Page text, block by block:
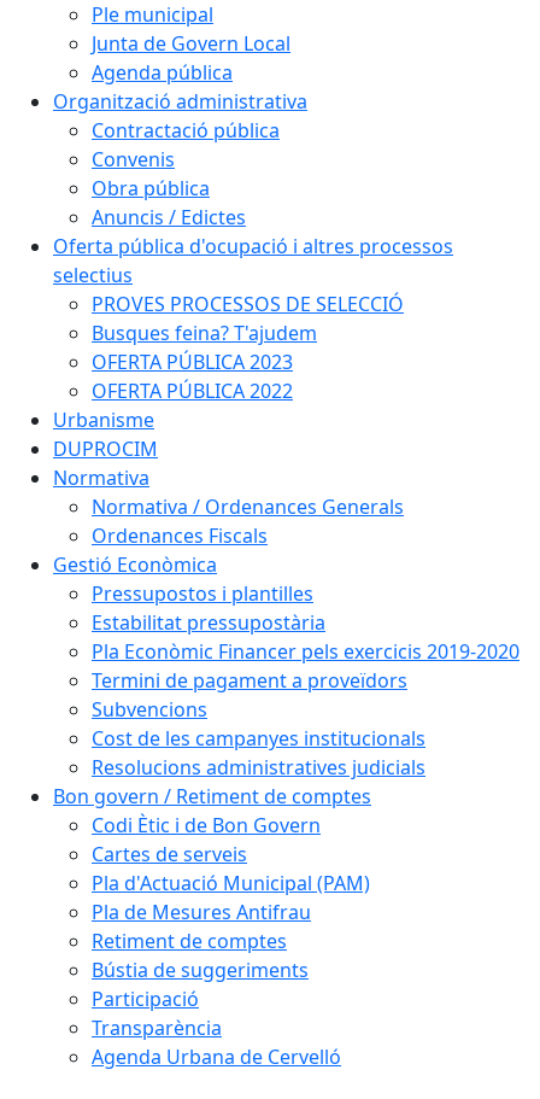
Ple municipal
Junta de Govern Local
Agenda pública
Organització administrativa
Contractació pública
Convenis
Obra pública
Anuncis / Edictes
Oferta pública d'ocupació i altres processos
selectius
PROVES PROCESSOS DE SELECCIÓ
Busques feina? T'ajudem
OFERTA PÚBLICA 2023
OFERTA PÚBLICA 2022
Urbanisme
DUPROCIM
Normativa
Normativa / Ordenances Generals
Ordenances Fiscals
Gestió Econòmica
Pressupostos i plantilles
Estabilitat pressupostària
Pla Econòmic Financer pels exercicis 2019-2020
Termini de pagament a proveïdors
Subvencions
Cost de les campanyes institucionals
Resolucions administratives judicials
Bon govern / Retiment de comptes
Codi Ètic i de Bon Govern
Cartes de serveis
Pla d'Actuació Municipal (PAM)
Pla de Mesures Antifrau
Retiment de comptes
Bústia de suggeriments
Participació
Transparència
Agenda Urbana de Cervelló